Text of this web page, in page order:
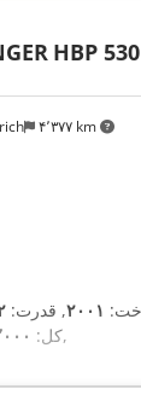
۴٬۳۷۷ km
HBP
۲۰۰۱, قدرت: ۱۲
کل: ۴٬۰۰۰ ,